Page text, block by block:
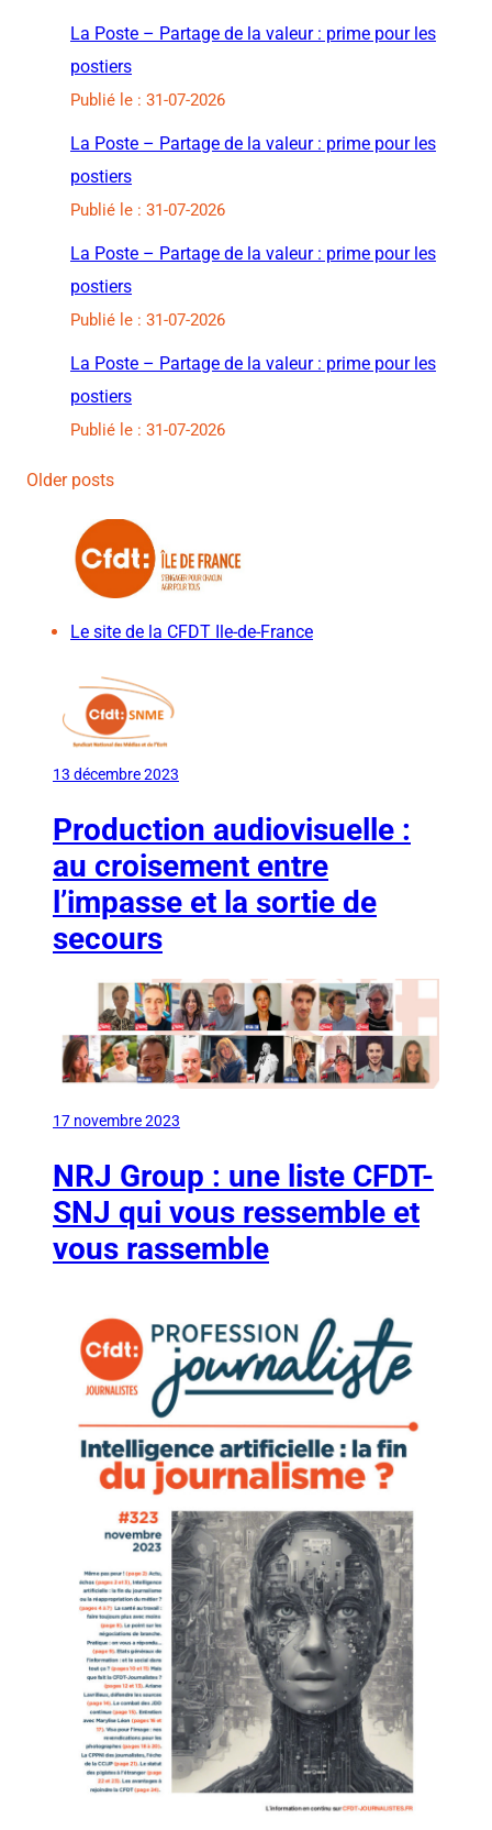
La Poste – Partage de la valeur : prime pour les
postiers
Publié le : 31-07-2026
La Poste – Partage de la valeur : prime pour les
postiers
Publié le : 31-07-2026
La Poste – Partage de la valeur : prime pour les
postiers
Publié le : 31-07-2026
La Poste – Partage de la valeur : prime pour les
postiers
Publié le : 31-07-2026
Older posts
Le site de la CFDT Ile-de-France
13 décembre 2023
Production audiovisuelle :
au croisement entre
l’impasse et la sortie de
secours
17 novembre 2023
NRJ Group : une liste CFDT-
SNJ qui vous ressemble et
vous rassemble